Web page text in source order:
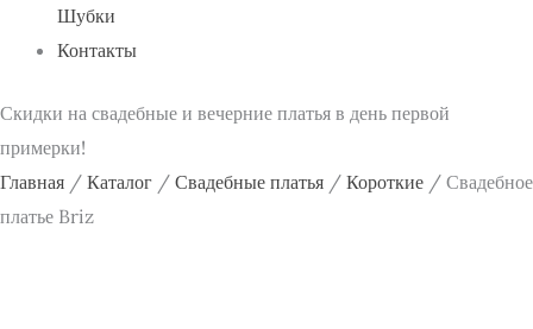
Шубки
Контакты
Скидки на свадебные и вечерние платья в день первой
примерки!
Главная / Каталог / Свадебные платья / Короткие / Свадебное
платье Briz